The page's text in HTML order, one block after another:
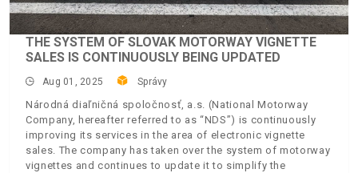
THE SYSTEM OF SLOVAK MOTORWAY VIGNETTE
SALES IS CONTINUOUSLY BEING UPDATED
Aug 01, 2025 Správy
Národná diaľničná spoločnosť, a.s. (National Motorway
Company, hereafter referred to as “NDS”) is continuously
improving its services in the area of electronic vignette
sales. The company has taken over the system of motorway
vignettes and continues to update it to simplify the